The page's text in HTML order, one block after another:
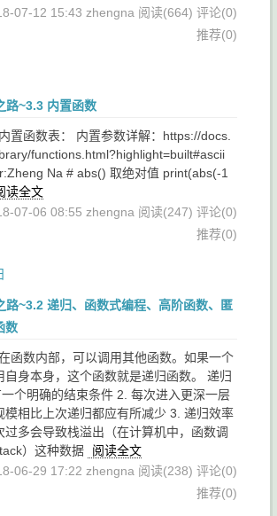
07-12 15:43 zhengna 阅读(664) 评论(0)
推荐(0)
路~3.3 内置函数
置函数表： 内置参数详解：https://docs.
functions.html?highlight=built#ascii
Na # abs() 取绝对值 print(abs(-1
读全文
07-06 08:55 zhengna 阅读(247) 评论(0)
推荐(0)
~3.2 递归、函数式编程、高阶函数、匿
数
函数内部，可以调用其他函数。如果一个
自身本身，这个函数就是递归函数。 递归
个明确的结束条件 2. 每次进入更深一层
模相比上次递归都应有所减少 3. 递归效率
过多会导致栈溢出（在计算机中，函数调
）这种数据
阅读全文
06-29 17:22 zhengna 阅读(238) 评论(0)
推荐(0)